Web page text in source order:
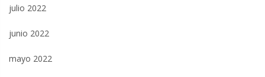
julio 2022
junio 2022
mayo 2022